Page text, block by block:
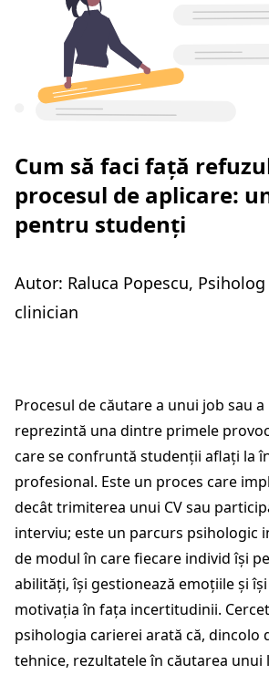
Cum să faci față
procesul de aplicare:
pentru studenți
Autor: Raluca Popescu,
clinician
Procesul de căutare a unui job sau
reprezintă una dintre primele
care se confruntă studenții aflați la
profesional. Este un proces care
decât trimiterea unui CV sau
interviu; este un parcurs psihologic
de modul în care fiecare individ își
abilități, își gestionează emoțiile și
motivația în fața incertitudinii.
psihologia carierei arată că, dincolo
tehnice, rezultatele în căutarea unui